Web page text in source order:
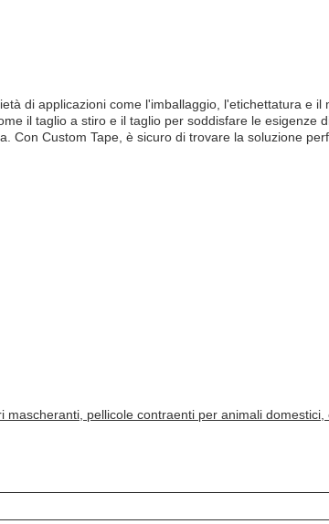
di applicazioni come l'imballaggio, l'etichettatura e
il taglio a stiro e il taglio per soddisfare le esigenze
Con Custom Tape, è sicuro di trovare la soluzione
pellicole contraenti per animali domestici,